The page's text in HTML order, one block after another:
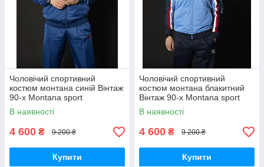
Чоловічий спортивний
костюм монтана синій Вінтаж
90-х Montana sport
Туреччина Спортивні
костюми великі розміри
В наявності
4 600 ₴ 9 200 ₴
Купити
Чоловічий спортивний
костюм монтана блакитний
Вінтаж 90-х Montana sport
Туреччина Спортивні
костюми великі розміри
В наявності
4 600 ₴ 9 200 ₴
Купити